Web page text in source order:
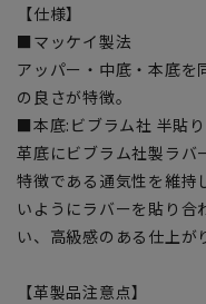
【仕様】
■マッケイ製法
アッパー・中底・本底を
の良さが特徴。
■本底:ビブラム社 半貼
革底にビブラム社製ラバ
特徴である通気性を維持
いようにラバーを貼り合
い、高級感のある仕上が
【革製品注意点】